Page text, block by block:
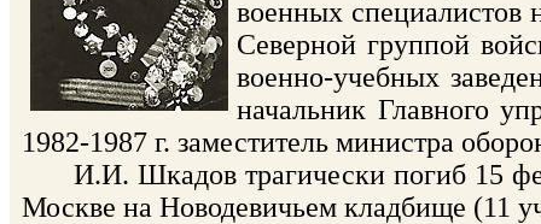
военных
Северной группой
военно-учебных
начальник Главного
1982-1987 г. заместитель министра
И.И. Шкадов трагически погиб 15
Москве на Новодевичьем кладбище (11